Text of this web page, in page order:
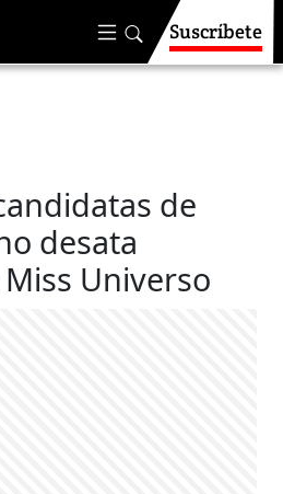
Suscríbete
de
desata
Universo